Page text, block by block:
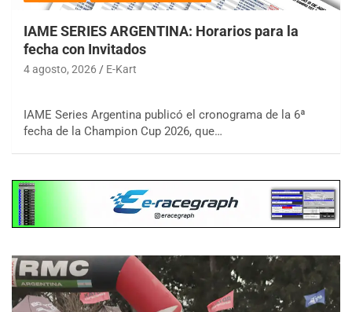
IAME SERIES ARGENTINA: Horarios para la
fecha con Invitados
4 agosto, 2026 E-Kart
IAME Series Argentina publicó el cronograma de la 6ª
fecha de la Champion Cup 2026, que…